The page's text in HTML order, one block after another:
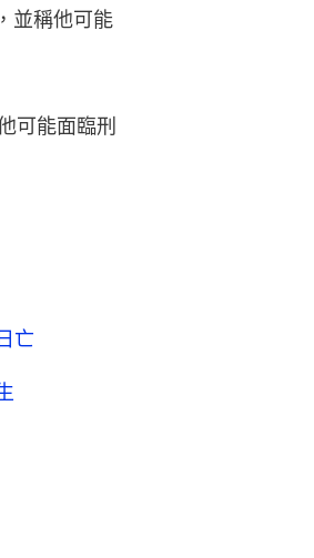
並稱他可能
可能面臨刑
亡